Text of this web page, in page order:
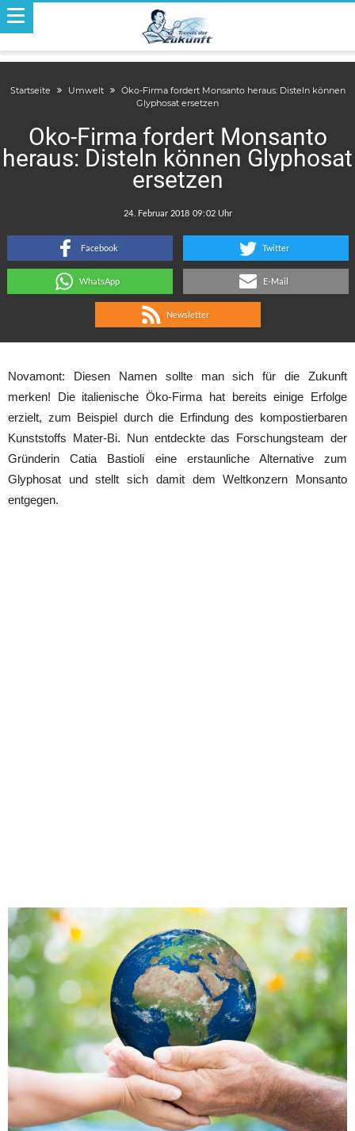
Startseite Umwelt
Öko-Firma fordert Monsanto heraus: Disteln können
Glyphosat ersetzen
Öko-Firma fordert Monsanto
heraus: Disteln können Glyphosat
ersetzen
:
Facebook Twitter
WhatsApp E-Mail
Newsletter
Novamont: Diesen Namen sollte man sich für die Zukunft
merken! Die italienische Öko-Firma hat bereits einige Erfolge
erzielt, zum Beispiel durch die Erfindung des kompostierbaren
Kunststoffs Mater-Bi. Nun entdeckte das Forschungsteam der
Gründerin Catia Bastioli eine erstaunliche Alternative zum
Glyphosat und stellt sich damit dem Weltkonzern Monsanto
entgegen.